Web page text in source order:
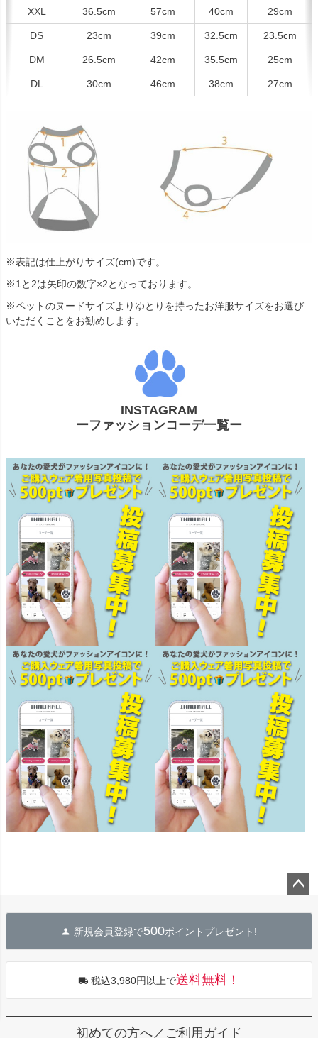
XXL 36.5cm 57cm 40cm 29cm
DS 23cm 39cm 32.5cm 23.5cm
DM 26.5cm 42cm 35.5cm 25cm
DL 30cm 46cm 38cm 27cm
※表記は仕上がりサイズ(cm)です。
※1と2は矢印の数字×2となっております。
※ペットのヌードサイズよりゆとりを持ったお洋服サイズをお選び
いただくことをお勧めします。
INSTAGRAM
ーファッションコーデ一覧ー
へ
新規会員登録で500ポイントプレゼント!
税込3,980円以上で送料無料！
初めての方へ／ご利用ガイド